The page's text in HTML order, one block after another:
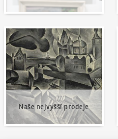
Naše nejvyšší prodeje
Naše nejvyšší prodeje